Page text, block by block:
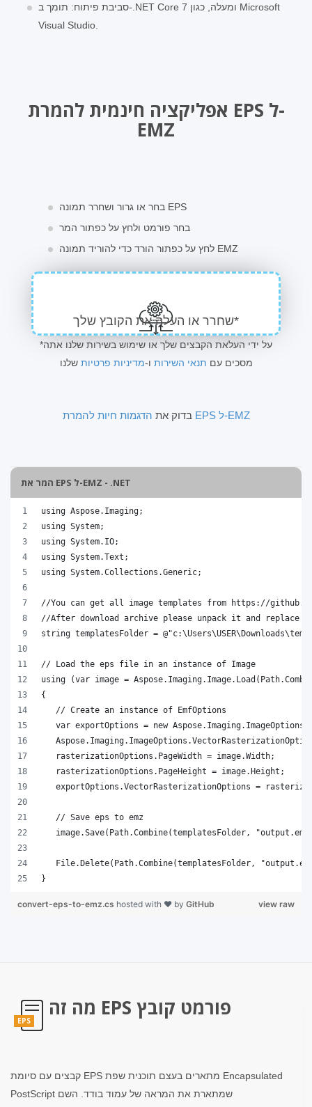
סביבת פיתוח: תומך ב-.NET Core 7 ומעלה, כגון Microsoft
Visual Studio.
אפליקציה חינמית להמרת EPS ל-
EMZ
בחר או גרור ושחרר תמונה EPS
בחר פורמט ולחץ על כפתור המר
לחץ על כפתור הורד כדי להוריד תמונה EMZ
שחרר או העלה את הקובץ שלך*
*על ידי העלאת הקבצים שלך או שימוש בשירות שלנו אתה
מסכים עם תנאי השירות ו-מדיניות פרטיות שלנו
בדוק את הדגמות חיות להמרת EPS ל-EMZ
המר את EPS ל-EMZ - .NET
}
view raw
convert-eps-to-emz.cs hosted with ❤ by GitHub
EPS
מה זה EPS פורמט קובץ
קבצים עם סיומת EPS מתארים בעצם תוכנית שפת Encapsulated
PostScript שמתארת ​​את המראה של עמוד בודד. השם